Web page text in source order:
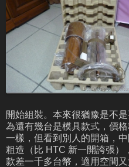
開始組裝。本來很猶豫是不
為還有幾台是模具款式，價
一樣，但看到別人的開箱，
粗造（比 HTC 新一開誇張）
款差一千多台幣，適用空間